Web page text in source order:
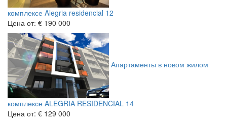
комплексе Alegria residencial 12
Цена от: € 190 000
Апартаменты в новом жилом
комплексе ALEGRIA RESIDENCIAL 14
Цена от: € 129 000